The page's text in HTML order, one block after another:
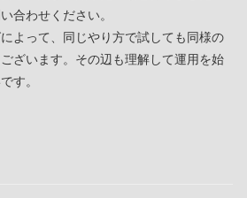
ヴァスト証券、アイネット証券、
FXプライム by GMO、GMOクリック証
マネーパートナーズ、FXブロードネッ
投資中）
載せている実績や損益は執筆当時のも